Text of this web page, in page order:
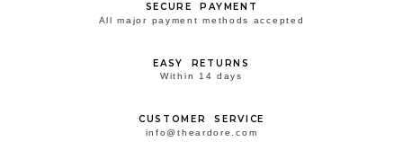
SECURE PAYMENT
All major payment methods accepted
EASY RETURNS
Within 14 days
CUSTOMER SERVICE
info@theardore.com